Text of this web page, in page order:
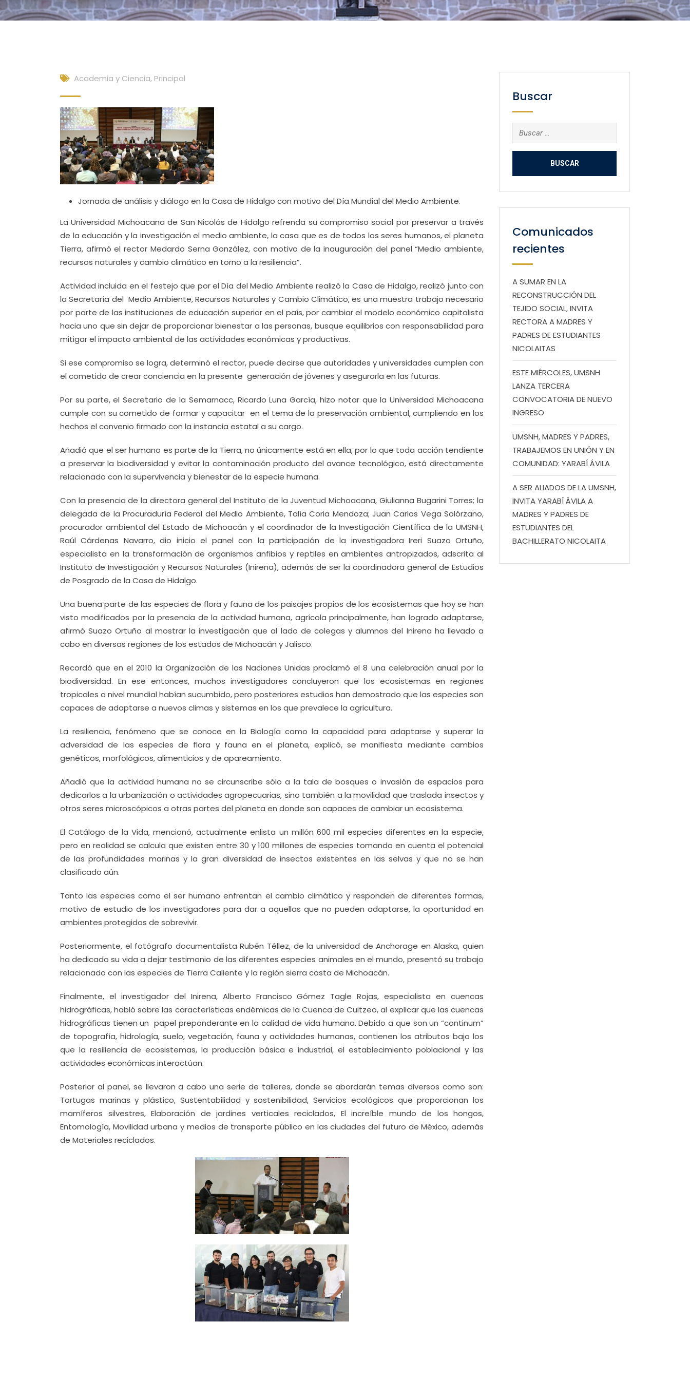
Academia y Ciencia, Principal
Jornada de análisis y diálogo en la Casa de Hidalgo con motivo del Día Mundial del Medio Ambiente.
La Universidad Michoacana de San Nicolás de Hidalgo refrenda su compromiso social por preservar a través
de la educación y la investigación el medio ambiente, la casa que es de todos los seres humanos, el planeta
Tierra, afirmó el rector Medardo Serna González, con motivo de la inauguración del panel “Medio ambiente,
recursos naturales y cambio climático en torno a la resiliencia”.
Actividad incluida en el festejo que por el Día del Medio Ambiente realizó la Casa de Hidalgo, realizó junto con
la Secretaría del Medio Ambiente, Recursos Naturales y Cambio Climático, es una muestra trabajo necesario
por parte de las instituciones de educación superior en el país, por cambiar el modelo económico capitalista
hacia uno que sin dejar de proporcionar bienestar a las personas, busque equilibrios con responsabilidad para
mitigar el impacto ambiental de las actividades económicas y productivas.
Si ese compromiso se logra, determinó el rector, puede decirse que autoridades y universidades cumplen con
el cometido de crear conciencia en la presente generación de jóvenes y asegurarla en las futuras.
Por su parte, el Secretario de la Semarnacc, Ricardo Luna García, hizo notar que la Universidad Michoacana
cumple con su cometido de formar y capacitar en el tema de la preservación ambiental, cumpliendo en los
hechos el convenio firmado con la instancia estatal a su cargo.
Añadió que el ser humano es parte de la Tierra, no únicamente está en ella, por lo que toda acción tendiente
a preservar la biodiversidad y evitar la contaminación producto del avance tecnológico, está directamente
relacionado con la supervivencia y bienestar de la especie humana.
Con la presencia de la directora general del Instituto de la Juventud Michoacana, Giulianna Bugarini Torres; la
delegada de la Procuraduría Federal del Medio Ambiente, Talía Coria Mendoza; Juan Carlos Vega Solórzano,
procurador ambiental del Estado de Michoacán y el coordinador de la Investigación Científica de la UMSNH,
Raúl Cárdenas Navarro, dio inicio el panel con la participación de la investigadora Ireri Suazo Ortuño,
especialista en la transformación de organismos anfibios y reptiles en ambientes antropizados, adscrita al
Instituto de Investigación y Recursos Naturales (Inirena), además de ser la coordinadora general de Estudios
de Posgrado de la Casa de Hidalgo.
Una buena parte de las especies de flora y fauna de los paisajes propios de los ecosistemas que hoy se han
visto modificados por la presencia de la actividad humana, agrícola principalmente, han logrado adaptarse,
afirmó Suazo Ortuño al mostrar la investigación que al lado de colegas y alumnos del Inirena ha llevado a
cabo en diversas regiones de los estados de Michoacán y Jalisco.
Recordó que en el 2010 la Organización de las Naciones Unidas proclamó el 8 una celebración anual por la
biodiversidad. En ese entonces, muchos investigadores concluyeron que los ecosistemas en regiones
tropicales a nivel mundial habían sucumbido, pero posteriores estudios han demostrado que las especies son
capaces de adaptarse a nuevos climas y sistemas en los que prevalece la agricultura.
La resiliencia, fenómeno que se conoce en la Biología como la capacidad para adaptarse y superar la
adversidad de las especies de flora y fauna en el planeta, explicó, se manifiesta mediante cambios
genéticos, morfológicos, alimenticios y de apareamiento.
Añadió que la actividad humana no se circunscribe sólo a la tala de bosques o invasión de espacios para
dedicarlos a la urbanización o actividades agropecuarias, sino también a la movilidad que traslada insectos y
otros seres microscópicos a otras partes del planeta en donde son capaces de cambiar un ecosistema.
El Catálogo de la Vida, mencionó, actualmente enlista un millón 600 mil especies diferentes en la especie,
pero en realidad se calcula que existen entre 30 y 100 millones de especies tomando en cuenta el potencial
de las profundidades marinas y la gran diversidad de insectos existentes en las selvas y que no se han
clasificado aún.
Tanto las especies como el ser humano enfrentan el cambio climático y responden de diferentes formas,
motivo de estudio de los investigadores para dar a aquellas que no pueden adaptarse, la oportunidad en
ambientes protegidos de sobrevivir.
Posteriormente, el fotógrafo documentalista Rubén Téllez, de la universidad de Anchorage en Alaska, quien
ha dedicado su vida a dejar testimonio de las diferentes especies animales en el mundo, presentó su trabajo
relacionado con las especies de Tierra Caliente y la región sierra costa de Michoacán.
Finalmente, el investigador del Inirena, Alberto Francisco Gómez Tagle Rojas, especialista en cuencas
hidrográficas, habló sobre las características endémicas de la Cuenca de Cuitzeo, al explicar que las cuencas
hidrográficas tienen un papel preponderante en la calidad de vida humana. Debido a que son un “continum”
de topografía, hidrología, suelo, vegetación, fauna y actividades humanas, contienen los atributos bajo los
que la resiliencia de ecosistemas, la producción básica e industrial, el establecimiento poblacional y las
actividades económicas interactúan.
Posterior al panel, se llevaron a cabo una serie de talleres, donde se abordarán temas diversos como son:
Tortugas marinas y plástico, Sustentabilidad y sostenibilidad, Servicios ecológicos que proporcionan los
mamíferos silvestres, Elaboración de jardines verticales reciclados, El increíble mundo de los hongos,
Entomología, Movilidad urbana y medios de transporte público en las ciudades del futuro de México, además
de Materiales reciclados.
Buscar
Buscar:
Comunicados
recientes
A SUMAR EN LA
RECONSTRUCCIÓN DEL
TEJIDO SOCIAL, INVITA
RECTORA A MADRES Y
PADRES DE ESTUDIANTES
NICOLAITAS
ESTE MIÉRCOLES, UMSNH
LANZA TERCERA
CONVOCATORIA DE NUEVO
INGRESO
UMSNH, MADRES Y PADRES,
TRABAJEMOS EN UNIÓN Y EN
COMUNIDAD: YARABÍ ÁVILA
A SER ALIADOS DE LA UMSNH,
INVITA YARABÍ ÁVILA A
MADRES Y PADRES DE
ESTUDIANTES DEL
BACHILLERATO NICOLAITA